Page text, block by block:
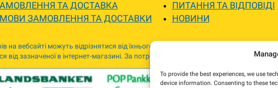
To provide the best experiences, we use
device information. Consenting to these
ТА ДОСТАВКА
ЗАМОВЛЕННЯ ТА ДОСТАВКИ
ПИТАННЯ ТА ВІДПОВІДІ
НОВИНИ
на вебсайті можуть відрізнятися від їхнього фактичного вигляду.
від зазначеної в інтернет-магазині. За потреби ми зв’яжемося та погодимо